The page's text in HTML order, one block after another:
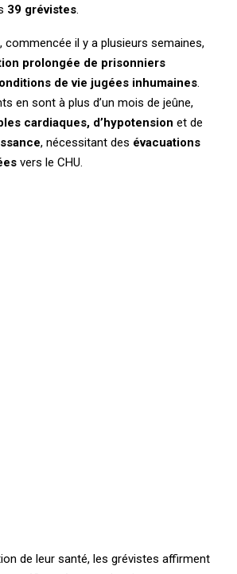
39 grévistes
commencée il y a plusieurs semaines,
prolongée de prisonniers
de vie jugées inhumaines
en sont à plus d’un mois de jeûne,
cardiaques, d’hypotension et de
, nécessitant des évacuations
vers le CHU.
de leur santé, les grévistes affirment